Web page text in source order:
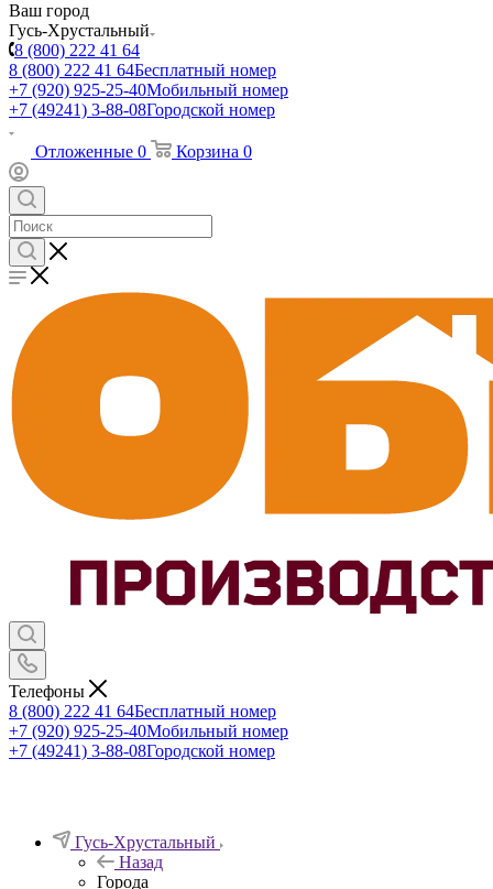
Ваш город
Гусь-Хрустальный
8 (800) 222 41 64
8 (800) 222 41 64Бесплатный номер
+7 (920) 925-25-40Мобильный номер
+7 (49241) 3-88-08Городской номер
Отложенные 0 Корзина 0
Телефоны
8 (800) 222 41 64Бесплатный номер
+7 (920) 925-25-40Мобильный номер
+7 (49241) 3-88-08Городской номер
Гусь-Хрустальный
Назад
Города